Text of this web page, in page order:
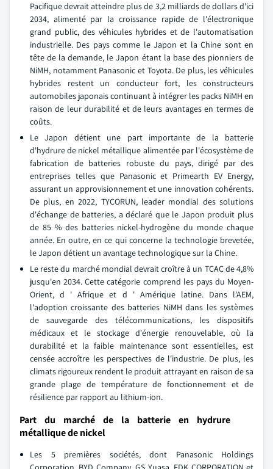
Pacifique devrait atteindre plus de 3,2 milliards de dollars d'ici
2034, alimenté par la croissance rapide de l'électronique
grand public, des véhicules hybrides et de l'automatisation
industrielle. Des pays comme le Japon et la Chine sont en
tête de la demande, le Japon étant la base des pionniers de
NiMH, notamment Panasonic et Toyota. De plus, les véhicules
hybrides restent un conducteur fort, les constructeurs
automobiles japonais continuant à intégrer les packs NiMH en
raison de leur durabilité et de leurs avantages en termes de
coûts.
Le Japon détient une part importante de la batterie
d'hydrure de nickel métallique alimentée par l'écosystème de
fabrication de batteries robuste du pays, dirigé par des
entreprises telles que Panasonic et Primearth EV Energy,
assurant un approvisionnement et une innovation cohérents.
De plus, en 2022, TYCORUN, leader mondial des solutions
d'échange de batteries, a déclaré que le Japon produit plus
de 85 % des batteries nickel-hydrogène du monde chaque
année. En outre, en ce qui concerne la technologie brevetée,
le Japon détient un avantage technologique sur la Chine.
Le reste du marché mondial devrait croître à un TCAC de 4,8%
jusqu'en 2034. Cette catégorie comprend les pays du Moyen-
Orient, d ' Afrique et d ' Amérique latine. Dans l'AEM,
l'adoption croissante des batteries NiMH dans les systèmes
de sauvegarde des télécommunications, les dispositifs
médicaux et le stockage d'énergie renouvelable, où la
durabilité et la faible maintenance sont essentielles, est
censée accroître les perspectives de l'industrie. De plus, les
climats rigoureux rendent le produit attrayant en raison de sa
grande plage de température de fonctionnement et de
résilience par rapport au lithium-ion.
Part du marché de la batterie en hydrure
métallique de nickel
Les 5 premières sociétés, dont Panasonic Holdings